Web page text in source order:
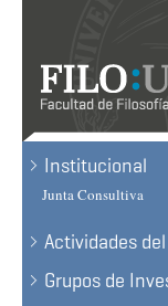
Institucional
Junta Consultiva
Actividades
Grupos de